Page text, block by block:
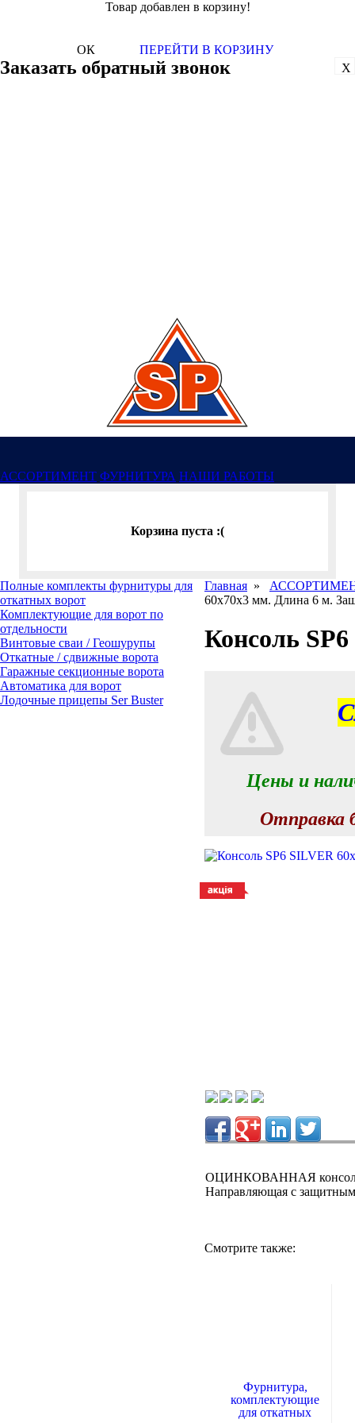
Товар добавлен в корзину!
ОК ПЕРЕЙТИ В КОРЗИНУ
Заказать обратный звонок X
АССОРТИМЕНТ ФУРНИТУРА НАШИ РАБОТЫ
Корзина пуста :(
Полные комплекты фурнитуры для
откатных ворот
Комплектующие для ворот по
отдельности
Винтовые сваи / Геошурупы
Откатные / сдвижные ворота
Гаражные секционные ворота
Автоматика для ворот
Лодочные прицепы Ser Buster
Главная »
60х70х3 мм. Длина 6 м.
Консоль
Цены и
Отправка
ОЦИНКОВАННАЯ
Направляющая с
Смотрите также:
Фурнитура,
комплектующие
для откатных